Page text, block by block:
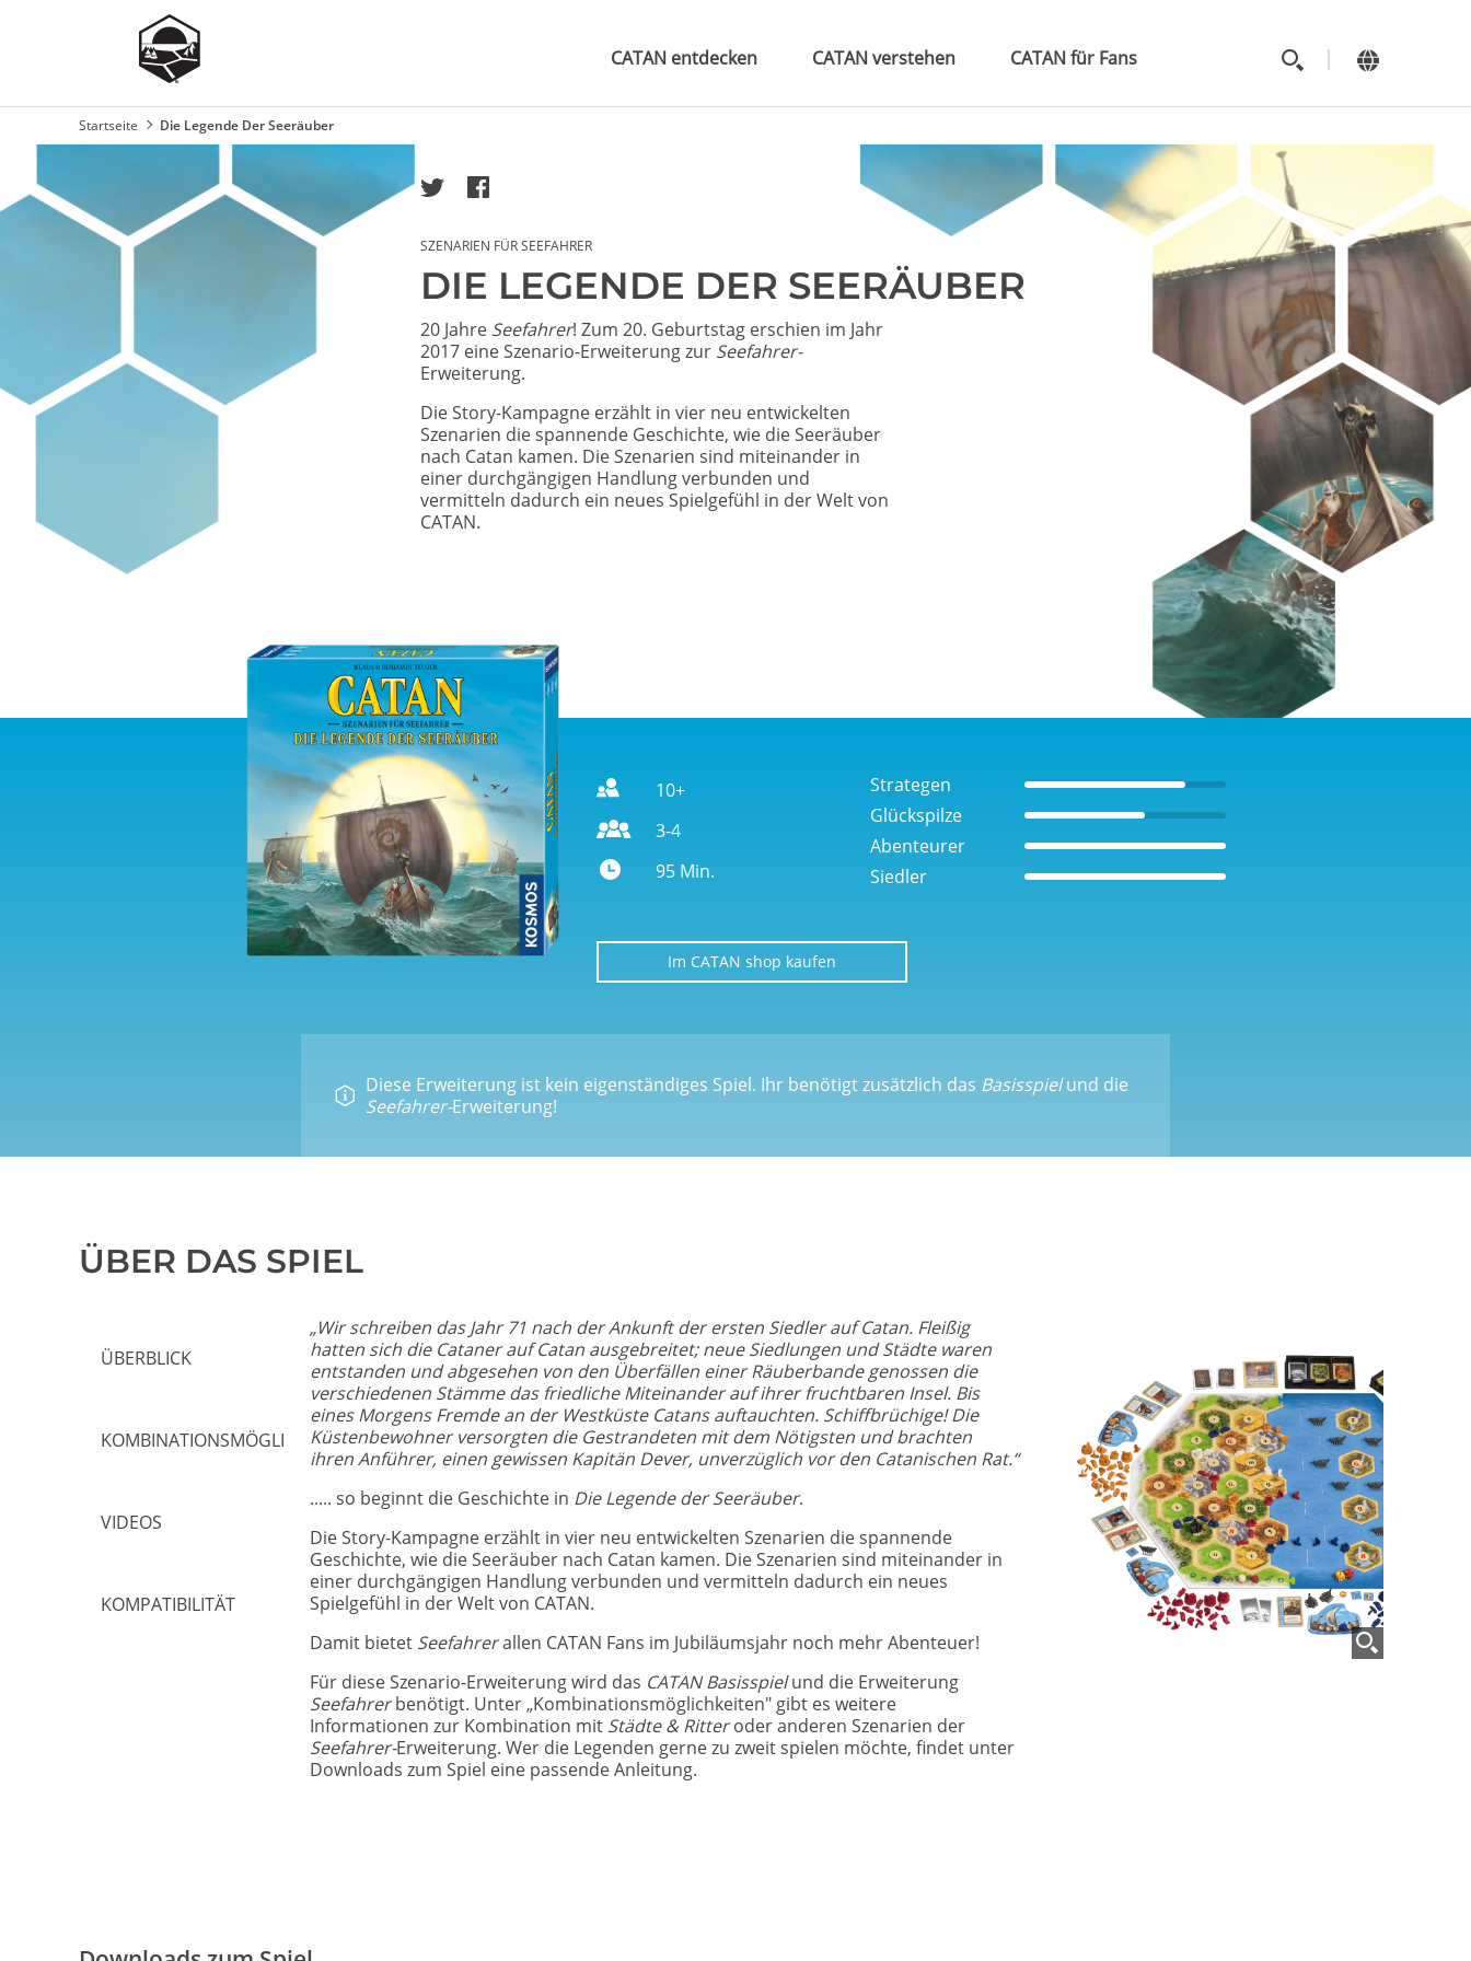
CATAN entdecken CATAN verstehen CATAN für Fans
Pfadnavigation
Startseite Die Legende Der Seeräuber
SZENARIEN FÜR SEEFAHRER
DIE LEGENDE DER SEERÄUBER
20 Jahre Seefahrer! Zum 20. Geburtstag erschien im Jahr
2017 eine Szenario-Erweiterung zur Seefahrer-
Erweiterung.
Die Story-Kampagne erzählt in vier neu entwickelten
Szenarien die spannende Geschichte, wie die Seeräuber
nach Catan kamen. Die Szenarien sind miteinander in
einer durchgängigen Handlung verbunden und
vermitteln dadurch ein neues Spielgefühl in der Welt von
CATAN.
Image
10+
3-4
95 Min.
Strategen
Glückspilze
Abenteurer
Siedler
Im CATAN shop kaufen
Diese Erweiterung ist kein eigenständiges Spiel. Ihr benötigt zusätzlich das Basisspielund die
Seefahrer-Erweiterung!
ÜBER DAS SPIEL
ÜBERBLICK
KOMBINATIONSMÖGLICHKEITEN
VIDEOS
KOMPATIBILITÄT
„Wir schreiben das Jahr 71 nach der Ankunft der ersten Siedler auf Catan. Fleißig
hatten sich die Cataner auf Catan ausgebreitet; neue Siedlungen und Städte waren
entstanden und abgesehen von den Überfällen einer Räuberbande genossen die
verschiedenen Stämme das friedliche Miteinander auf ihrer fruchtbaren Insel. Bis
eines Morgens Fremde an der Westküste Catans auftauchten. Schiffbrüchige! Die
Küstenbewohner versorgten die Gestrandeten mit dem Nötigsten und brachten
ihren Anführer, einen gewissen Kapitän Dever, unverzüglich vor den Catanischen Rat.“
..... so beginnt die Geschichte in Die Legende der Seeräuber.
Die Story-Kampagne erzählt in vier neu entwickelten Szenarien die spannende
Geschichte, wie die Seeräuber nach Catan kamen. Die Szenarien sind miteinander in
einer durchgängigen Handlung verbunden und vermitteln dadurch ein neues
Spielgefühl in der Welt von CATAN.
Damit bietet Seefahrerallen CATAN Fans im Jubiläumsjahr noch mehr Abenteuer!
Für diese Szenario-Erweiterung wird das CATAN Basisspielund die Erweiterung
Seefahrerbenötigt. Unter „Kombinationsmöglichkeiten" gibt es weitere
Informationen zur Kombination mit Städte & Ritteroder anderen Szenarien der
Seefahrer-Erweiterung. Wer die Legenden gerne zu zweit spielen möchte, findet unter
Downloads zum Spiel eine passende Anleitung.